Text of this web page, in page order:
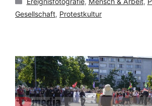
Gesellschaft, Protestkultur